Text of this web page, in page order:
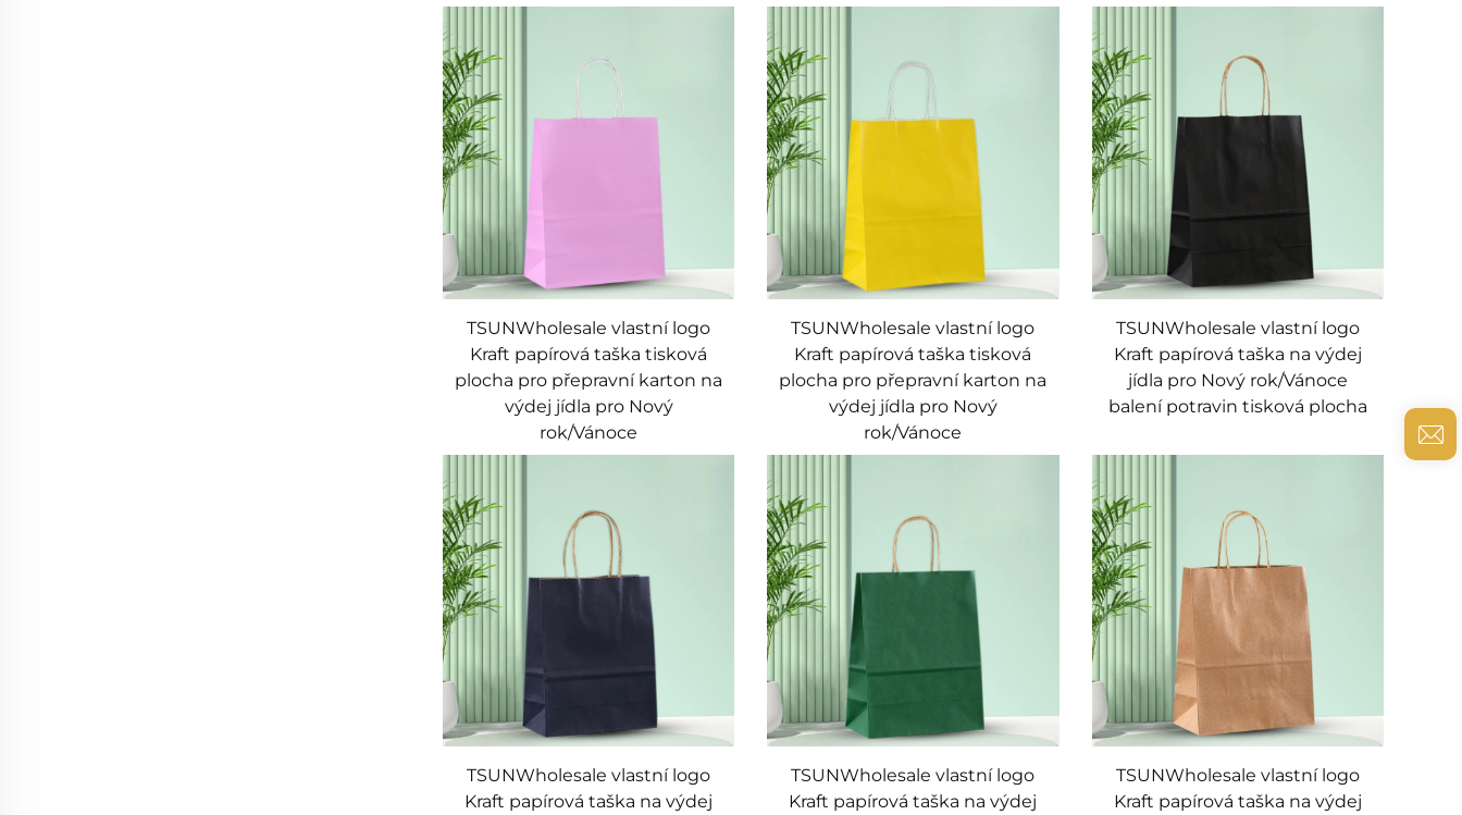
TSUNWholesale vlastní logo
Kraft papírová taška tisková
plocha pro přepravní karton na
výdej jídla pro Nový
rok/Vánoce
TSUNWholesale vlastní logo
Kraft papírová taška tisková
plocha pro přepravní karton na
výdej jídla pro Nový
rok/Vánoce
TSUNWholesale vlastní logo
Kraft papírová taška na výdej
jídla pro Nový rok/Vánoce
balení potravin tisková plocha
TSUNWholesale vlastní logo
Kraft papírová taška na výdej
TSUNWholesale vlastní logo
Kraft papírová taška na výdej
TSUNWholesale vlastní logo
Kraft papírová taška na výdej